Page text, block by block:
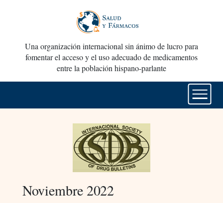
Una organización internacional sin ánimo de lucro para
fomentar el acceso y el uso adecuado de medicamentos
entre la población hispano-parlante
Noviembre 2022